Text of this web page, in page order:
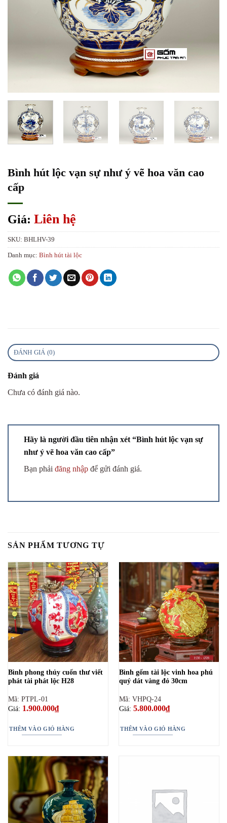
Bình hút lộc vạn sự như ý vẽ hoa văn cao
cấp
Giá: Liên hệ
SKU: BHLHV-39
Danh mục: Bình hút tài lộc
ĐÁNH GIÁ (0)
Đánh giá
Chưa có đánh giá nào.
Hãy là người đầu tiên nhận xét “Bình hút lộc vạn sự
như ý vẽ hoa văn cao cấp”
Bạn phải đăng nhập để gửi đánh giá.
SẢN PHẨM TƯƠNG TỰ
Bình phong thủy cuốn thư viết
phát tài phát lộc H28
Mã: PTPL-01
Giá: 1.900.000₫
THÊM VÀO GIỎ HÀNG
Bình gốm tài lộc vinh hoa phú
quý dát vàng đỏ 30cm
Mã: VHPQ-24
Giá: 5.800.000₫
THÊM VÀO GIỎ HÀNG